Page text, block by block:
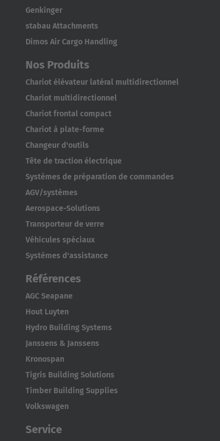
Genkinger
stabau Attachments
Dimos Air Cargo Handling
Nos Produits
Chariot élévateur latéral multidirectionnel
Chariot multidirectionnel
Chariot frontal compact
Chariot à plate-forme
Changeur d'outils
Tête de traction électrique
Systèmes de préparation de commandes
AGV/systèmes
Aerospace-Solutions
Transporteur de verre
Véhicules spéciaux
Systèmes d'assistance
Références
AGC Seapane
Hout Luyten
Hydro Building Systems
Janssens & Janssens
Kronospan
Tigris Building Solutions
Timber Building Supplies
Volkswagen
Service